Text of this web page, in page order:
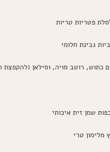
פטריות טריות
גבינת חלומי
כתוש, רוטב סויה, וסילאן (להקפצת
מלימון טרי